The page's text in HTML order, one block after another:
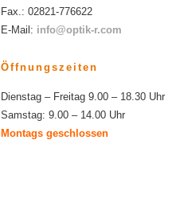
Fax.: 02821-776622
E-Mail: info@optik-r.com
Öffnungszeiten
Dienstag – Freitag 9.00 – 18.30 Uhr
Samstag: 9.00 – 14.00 Uhr
Montags geschlossen